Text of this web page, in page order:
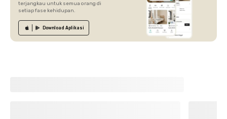
terjangkau untuk semua orang di
setiap fase kehidupan.
Download Aplikasi